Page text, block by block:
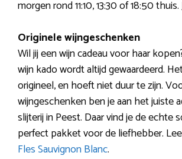
morgen rond 11:10, 13:30 of 18:50
Originele wijngeschenken
Wil jij een wijn cadeau voor haar
wijn kado wordt altijd gewaardeerd.
origineel, en hoeft niet duur te zijn.
wijngeschenken ben je aan het juiste
slijterij in Peest. Daar vind je de echte
perfect pakket voor de liefhebber.
Fles Sauvignon Blanc.